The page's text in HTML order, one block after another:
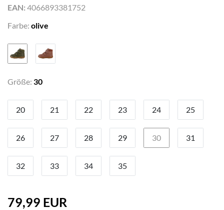
EAN: 4066893381752
Farbe: olive
Größe: 30
20 21 22 23 24 25
26 27 28 29 30 31
32 33 34 35
79,99 EUR